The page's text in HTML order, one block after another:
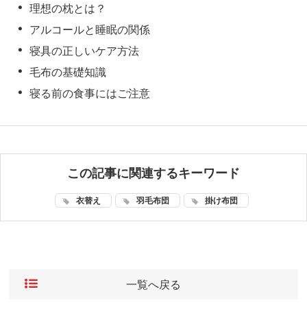
理想の枕とは？
アルコールと睡眠の関係
寝具の正しいケア方法
毛布の基礎知識
寝る前の食事にはご注意
この記事に関連するキーワード
衣替え 羽毛布団 掛け布団
一覧へ戻る